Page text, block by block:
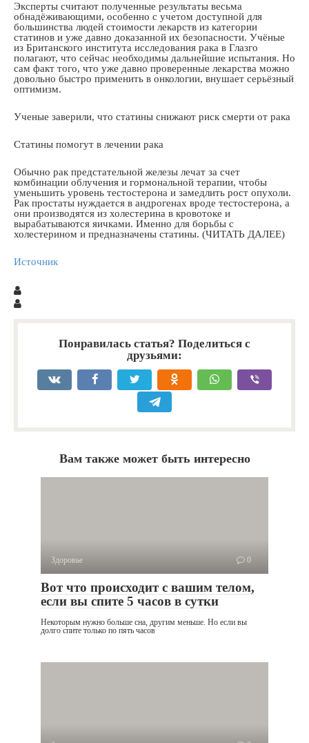
Эксперты считают полученные результаты весьма
обнадёживающими, особенно с учетом доступной для
большинства людей стоимости лекарств из категории
статинов и уже давно доказанной их безопасности. Учёные
из Британского института исследования рака в Глазго
полагают, что сейчас необходимы дальнейшие испытания. Но
сам факт того, что уже давно проверенные лекарства можно
довольно быстро применить в онкологии, внушает серьёзный
оптимизм.
Ученые заверили, что статины снижают риск смерти от рака
Статины помогут в лечении рака
Обычно рак предстательной железы лечат за счет
комбинации облучения и гормональной терапии, чтобы
уменьшить уровень тестостерона и замедлить рост опухоли.
Рак простаты нуждается в андрогенах вроде тестостерона, а
они производятся из холестерина в кровотоке и
вырабатываются яичками. Именно для борьбы с
холестерином и предназначены статины. (ЧИТАТЬ ДАЛЕЕ)
Источник
Понравилась статья? Поделиться с
друзьями:
Вам также может быть интересно
Здоровье 0
Вот что происходит с вашим телом,
если вы спите 5 часов в сутки
Некоторым нужно больше сна, другим меньше. Но если вы
долго спите только по пять часов